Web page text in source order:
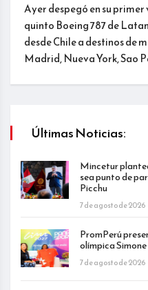
Ayer despegó en su
quinto Boeing 787 de
desde Chile a destinos de
Madrid, Nueva York, Sao
Últimas Noticias:
Mincetur
sea punto de
Picchu
7 de agosto de 2026
PromPerú
olímpica
7 de agosto de 2026